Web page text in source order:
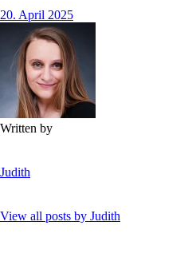
20. April 2025
Written by
Judith
View all posts by Judith